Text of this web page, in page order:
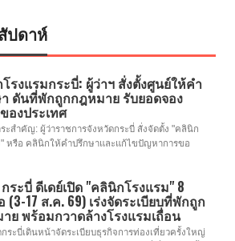
ปดาห์
รงแรมกระบี่: ผู้ว่าฯ สั่งตั้งศูนย์ให้คำ
ดันที่พักถูกกฎหมาย รับยอดจอง
องประเทศ
ะสำคัญ: ผู้ว่าราชการจังหวัดกระบี่ สั่งจัดตั้ง "คลินิก
" หรือ คลินิกให้คำปรึกษาและแก้ไขปัญหาการขอ
ระบี่ ดีเดย์เปิด "คลินิกโรงแรม" 8
(3-17 ส.ค. 69) เร่งจัดระเบียบที่พักถูก
ย พร้อมกวาดล้างโรงแรมเถื่อน
ระบี่เดินหน้าจัดระเบียบธุรกิจการท่องเที่ยวครั้งใหญ่